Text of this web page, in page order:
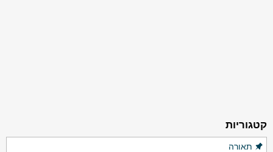
קטגוריות
תאורה